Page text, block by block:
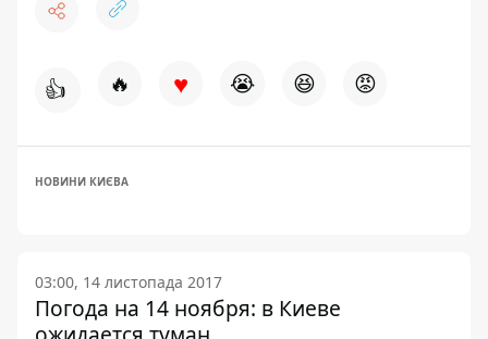
👍 🔥 ♥ 😭 😆 😡
НОВИНИ КИЄВА
03:00, 14 листопада 2017
Погода на 14 ноября: в Киеве